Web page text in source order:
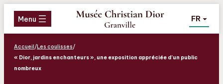
Aller
Aller
Aller
page
Menu FR
Accueil /Les coulisses/
« Dior, jardins enchanteurs », une exposition appréciée d’un public
nombreux